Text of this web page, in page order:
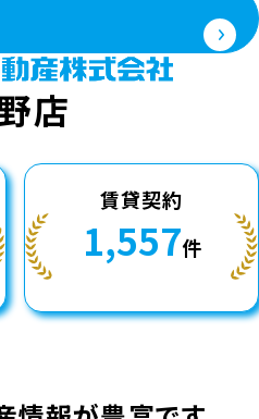
店
賃貸契約
1,557件